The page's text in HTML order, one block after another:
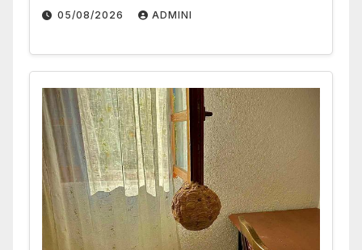
05/08/2026 ADMINI